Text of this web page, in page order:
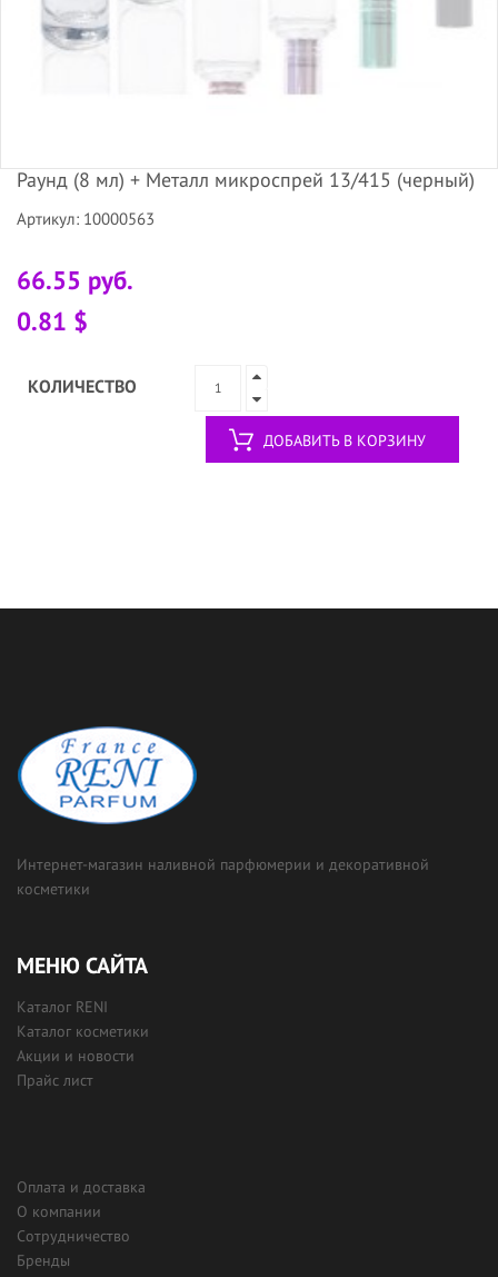
Раунд (8 мл) + Металл микроспрей 13/415 (черный)
Артикул: 10000563
66.55 руб.
0.81 $
КОЛИЧЕСТВО
ДОБАВИТЬ В КОРЗИНУ
Интернет-магазин наливной парфюмерии и декоративной
косметики
МЕНЮ САЙТА
Каталог RENI
Каталог косметики
Акции и новости
Прайс лист
Оплата и доставка
О компании
Сотрудничество
Бренды